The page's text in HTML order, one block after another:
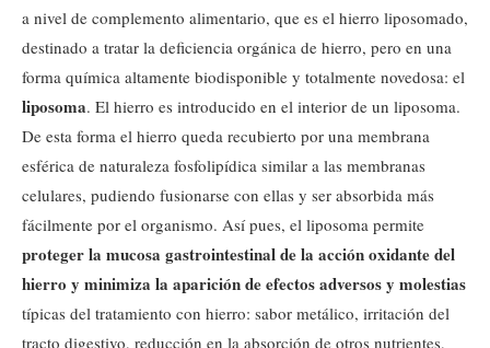
a nivel de complemento alimentario, que es el hierro liposomado,
destinado a tratar la deficiencia orgánica de hierro, pero en una
forma química altamente biodisponible y totalmente novedosa: el
liposoma. El hierro es introducido en el interior de un liposoma.
De esta forma el hierro queda recubierto por una membrana
esférica de naturaleza fosfolipídica similar a las membranas
celulares, pudiendo fusionarse con ellas y ser absorbida más
fácilmente por el organismo. Así pues, el liposoma permite
proteger la mucosa gastrointestinal de la acción oxidante del
hierro y minimiza la aparición de efectos adversos y molestias
típicas del tratamiento con hierro: sabor metálico, irritación del
tracto digestivo, reducción en la absorción de otros nutrientes,